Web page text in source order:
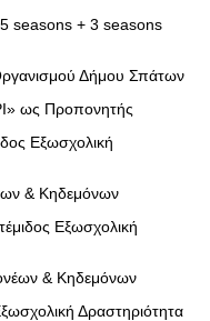
+ 3 seasons
Δήμου Σπάτων
Προπονητής
Εξωσχολική
Εξωσχολική
Δραστηριότητα